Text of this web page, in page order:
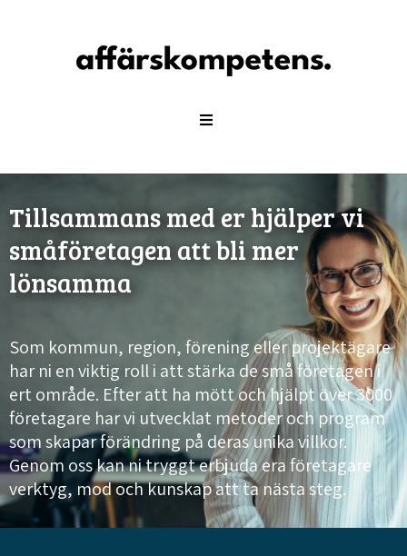
Tillsammans med er hjälper vi
småföretagen att bli mer
lönsamma
Som kommun, region, förening eller projektägare
har ni en viktig roll i att stärka de små företagen i
ert område. Efter att ha mött och hjälpt över 3000
företagare har vi utvecklat metoder och program
som skapar förändring på deras unika villkor.
Genom oss kan ni tryggt erbjuda era företagare
verktyg, mod och kunskap att ta nästa steg.